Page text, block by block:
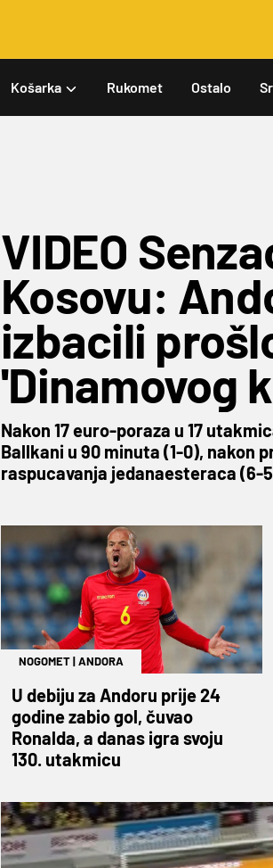
Košarka Rukomet Ostalo
VIDEO
Kosovu:
izbacili
'Dinamovog
Nakon 17 euro-poraza u 17
Ballkani u 90 minuta (1-0), nakon
raspucavanja jedanaesteraca (6-
NOGOMET|ANDORA
U debiju za Andoru prije 24
godine zabio gol, čuvao
Ronalda, a danas igra svoju
130. utakmicu